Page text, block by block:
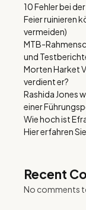
10 Fehler bei
Feier ruinieren
vermeiden)
MTB-
und
Morten Harket
verdient er?
Rashida Jones
einer
Wie hoch ist
Hier erfahren
Recent
No comments